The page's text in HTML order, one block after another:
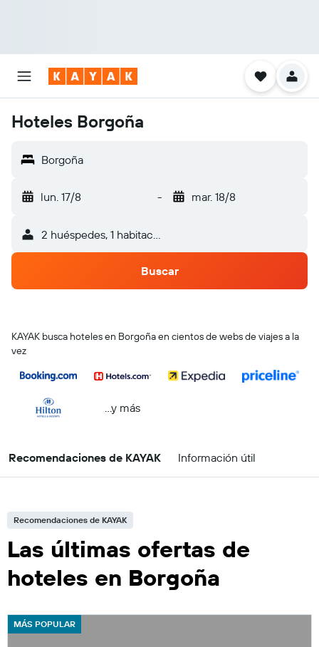
Hoteles Borgoña
Borgoña
lun. 17/8 - mar. 18/8
2 huéspedes, 1 habitación
Buscar
KAYAK busca hoteles en Borgoña en cientos de webs de viajes a la
vez
...y más
Recomendaciones de KAYAK Información útil
Recomendaciones de KAYAK
Las últimas ofertas de
hoteles en Borgoña
MÁS POPULAR